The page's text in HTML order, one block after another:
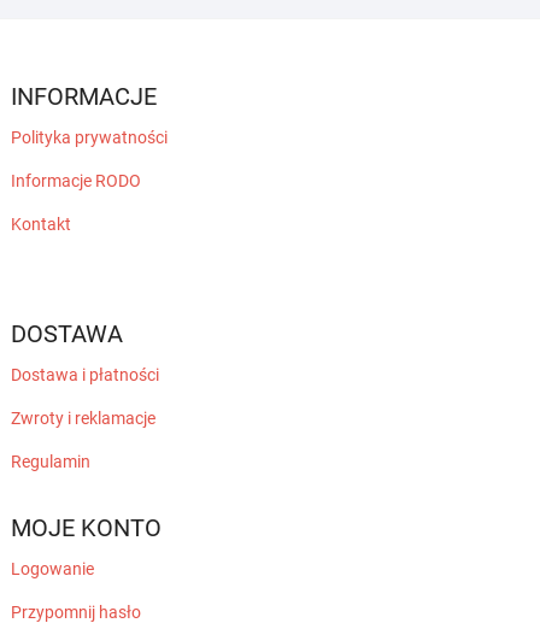
INFORMACJE
Polityka prywatności
Informacje RODO
Kontakt
DOSTAWA
Dostawa i płatności
Zwroty i reklamacje
Regulamin
MOJE KONTO
Logowanie
Przypomnij hasło